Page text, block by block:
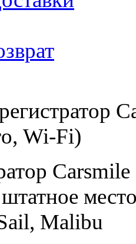
Wi-Fi)
штатное
Malibu